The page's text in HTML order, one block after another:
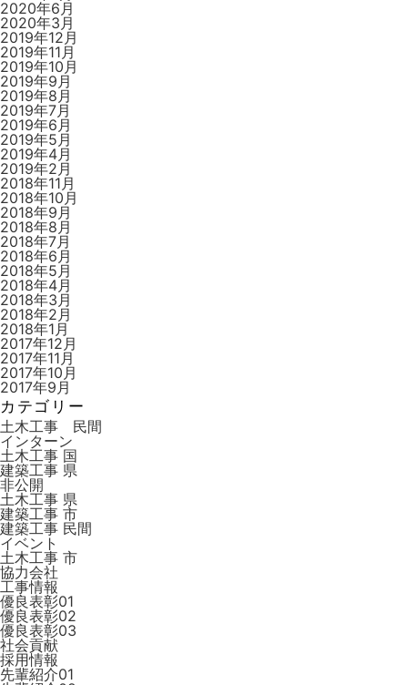
2020年6月
2020年3月
2019年12月
2019年11月
2019年10月
2019年9月
2019年8月
2019年7月
2019年6月
2019年5月
2019年4月
2019年2月
2018年11月
2018年10月
2018年9月
2018年8月
2018年7月
2018年6月
2018年5月
2018年4月
2018年3月
2018年2月
2018年1月
2017年12月
2017年11月
2017年10月
2017年9月
カテゴリー
土木工事 民間
インターン
土木工事 国
建築工事 県
非公開
土木工事 県
建築工事 市
建築工事 ⺠間
イベント
土木工事 市
協力会社
工事情報
優良表彰01
優良表彰02
優良表彰03
社会貢献
採用情報
先輩紹介01